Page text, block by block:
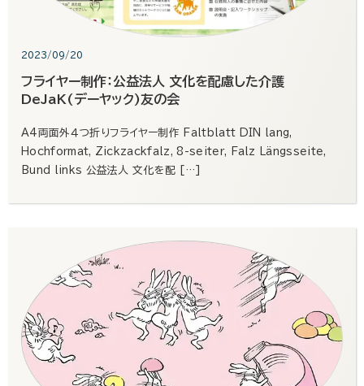
2023/09/20
フライヤー制作：公益法人 文化を配慮した介護
DeJaK(デーヤック)友の会
A4両面外４つ折りフライヤー制作 Faltblatt DIN lang,
Hochformat, Zickzackfalz, 8-seiter, Falz Längsseite,
Bund links 公益法人 文化を配 […]